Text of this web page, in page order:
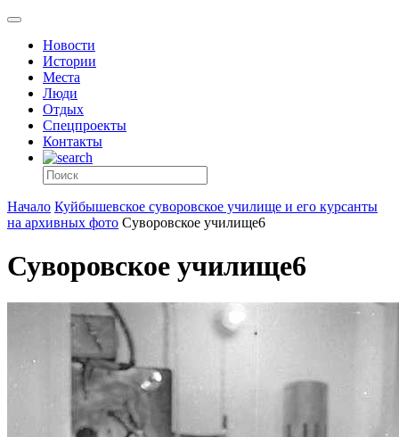
Новости
Истории
Места
Люди
Отдых
Спецпроекты
Контакты
Начало Куйбышевское суворовское училище и его курсанты
на архивных фото Суворовское училище6
Суворовское училище6